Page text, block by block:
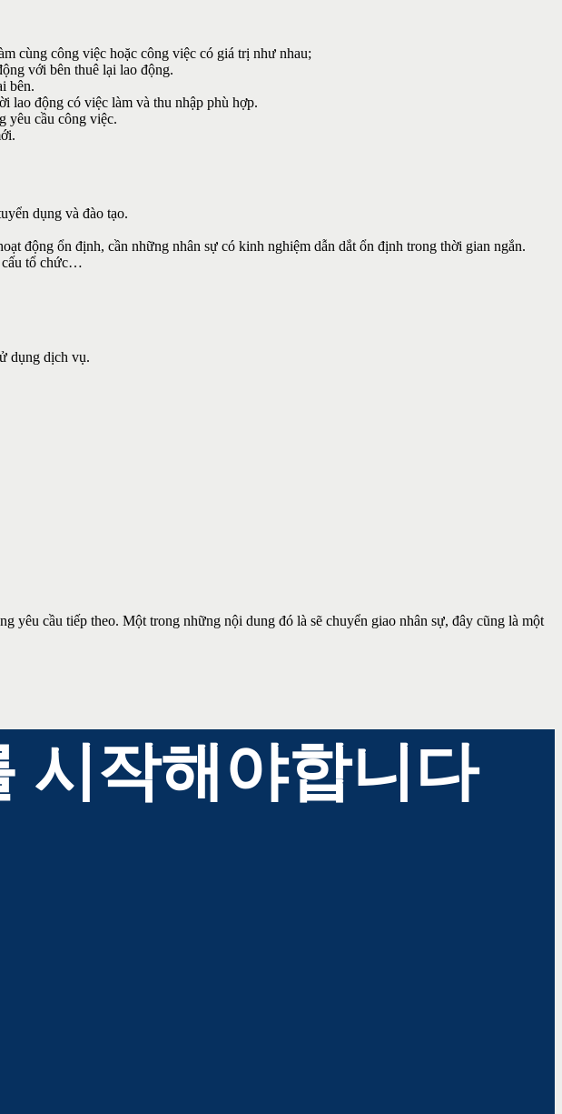
cùng công việc hoặc công việc có giá trị như nhau;
với bên thuê lại lao động.
bên.
lao động có việc làm và thu nhập phù hợp.
yêu cầu công việc.
dụng và đào tạo.
động ổn định, cần những nhân sự có kinh nghiệm dẫn dắt ổn định trong thời gian ngắn.
cấu tổ chức…
dụng dịch vụ.
yêu cầu tiếp theo. Một trong những nội dung đó là sẽ chuyển giao nhân sự, đây cũng là một
시작해야합니다